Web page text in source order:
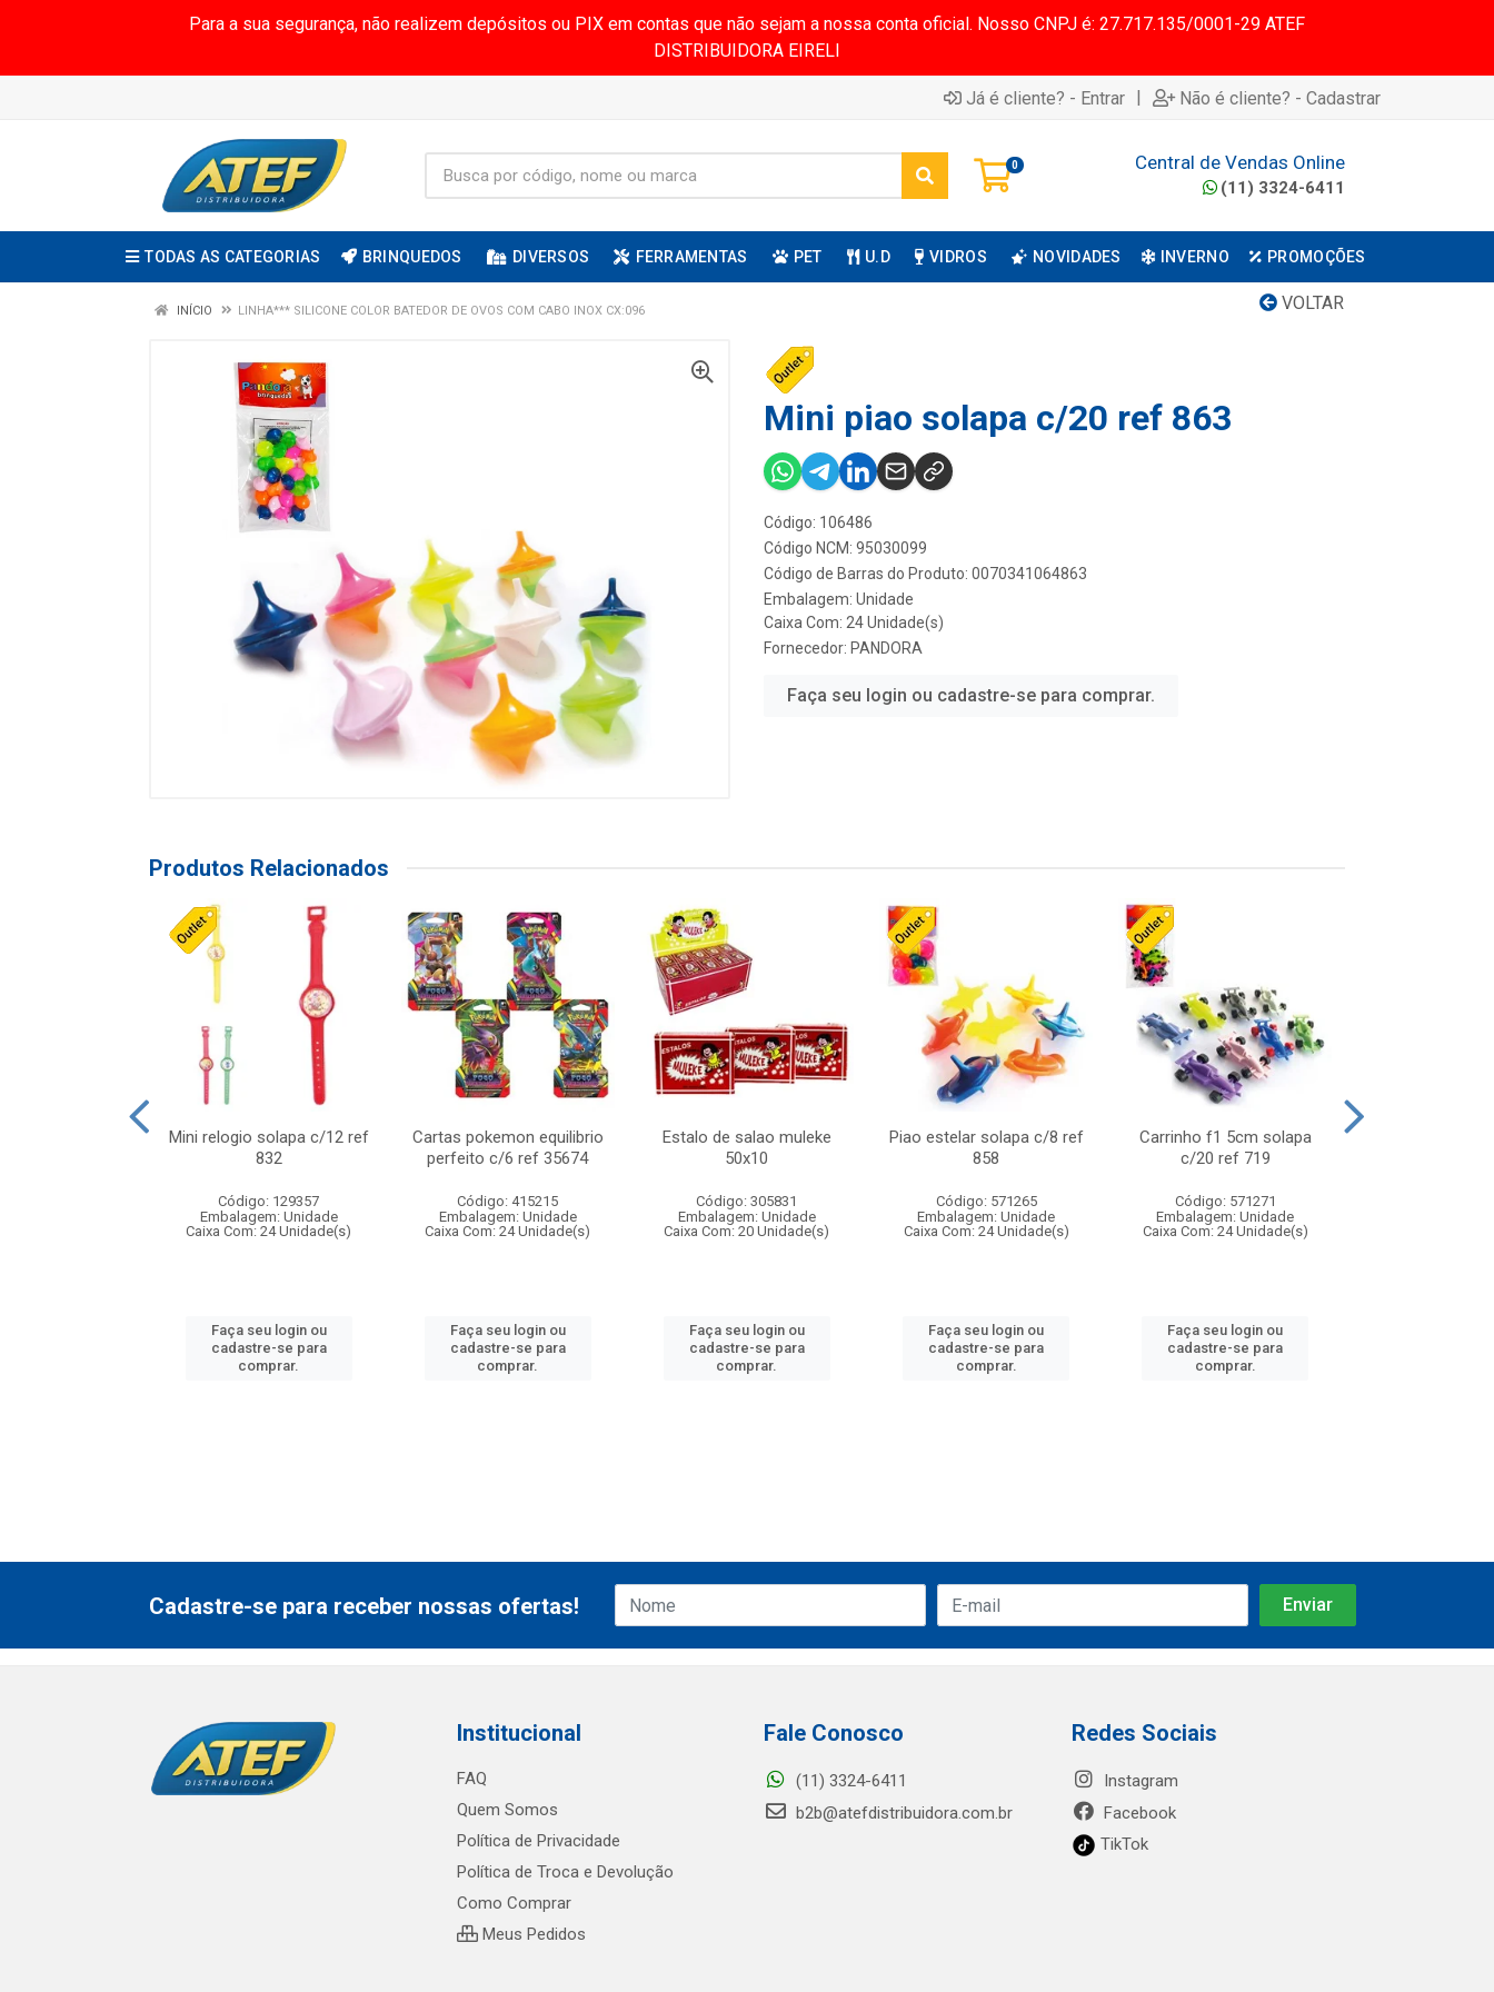
Para a sua segurança, não realizem depósitos ou PIX em contas que não sejam a nossa conta oficial. Nosso CNPJ é: 27.717.135/0001-29 ATEF
DISTRIBUIDORA EIRELI
Já é cliente? - Entrar | Não é cliente? - Cadastrar
0 Central de Vendas Online
(11) 3324-6411
TODAS AS CATEGORIAS BRINQUEDOS DIVERSOS FERRAMENTAS PET U.D VIDROS NOVIDADES INVERNO PROMOÇÕES
VOLTAR
INÍCIO LINHA*** SILICONE COLOR BATEDOR DE OVOS COM CABO INOX CX:096
Mini piao solapa c/20 ref 863
Código: 106486
Código NCM: 95030099
Código de Barras do Produto: 0070341064863
Embalagem: Unidade
Caixa Com: 24 Unidade(s)
Fornecedor: PANDORA
Faça seu login ou cadastre-se para comprar.
Produtos Relacionados
Mini relogio solapa c/12 ref
832
Código: 129357
Embalagem: Unidade
Caixa Com: 24 Unidade(s)
Faça seu login ou
cadastre-se para
comprar.
Cartas pokemon equilibrio
perfeito c/6 ref 35674
Código: 415215
Embalagem: Unidade
Caixa Com: 24 Unidade(s)
Faça seu login ou
cadastre-se para
comprar.
Estalo de salao muleke
50x10
Código: 305831
Embalagem: Unidade
Caixa Com: 20 Unidade(s)
Faça seu login ou
cadastre-se para
comprar.
Piao estelar solapa c/8 ref
858
Código: 571265
Embalagem: Unidade
Caixa Com: 24 Unidade(s)
Faça seu login ou
cadastre-se para
comprar.
Carrinho f1 5cm solapa
c/20 ref 719
Código: 571271
Embalagem: Unidade
Caixa Com: 24 Unidade(s)
Faça seu login ou
cadastre-se para
comprar.
Cadastre-se para receber nossas ofertas!
Institucional
FAQ
Quem Somos
Política de Privacidade
Política de Troca e Devolução
Como Comprar
Meus Pedidos
Fale Conosco
(11) 3324-6411
b2b@atefdistribuidora.com.br
Redes Sociais
Instagram
Facebook
TikTok